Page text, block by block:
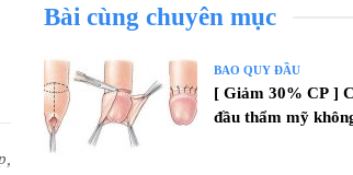
Bài cùng chuyên mục
BAO QUY ĐẦU
[ Giảm 30% CP ]
đầu thẩm mỹ